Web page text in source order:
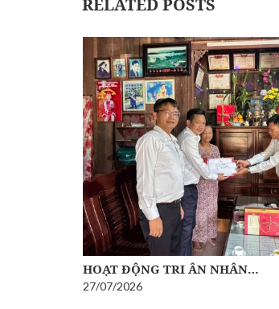
RELATED POSTS
HOẠT ĐỘNG TRI ÂN NHÂN…
27/07/2026